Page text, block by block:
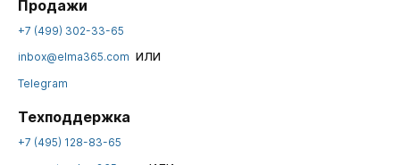
Продажи
+7 (499) 302-33-65
inbox@elma365.com или
Telegram
Техподдержка
+7 (495) 128-83-65